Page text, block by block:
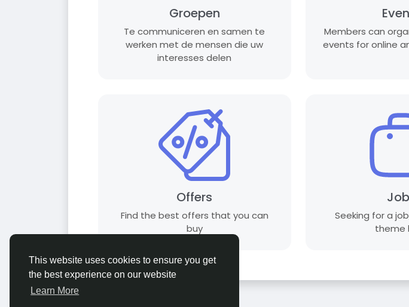
This website uses cookies to ensure you get
the best experience on our website
Learn More
Groepen
Te communiceren en samen te
werken met de mensen die uw
interesses delen
Members can
events for online
Offers
Find the best offers that you can
buy
Seeking for a
theme